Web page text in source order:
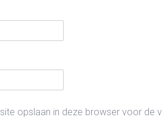
opslaan in deze browser voor de